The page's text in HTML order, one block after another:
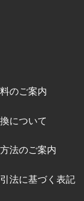
のご案内
について
法のご案内
法に基づく表記